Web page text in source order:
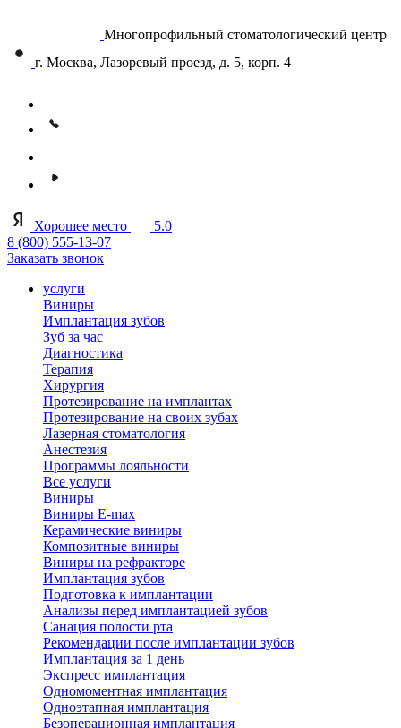
Многопрофильный стоматологический центр
г. Москва, Лазоревый проезд, д. 5, корп. 4
Хорошее место
5.0
8 (800) 555-13-07
Заказать звонок
услуги
Виниры
Имплантация зубов
Зуб за час
Диагностика
Терапия
Хирургия
Протезирование на имплантах
Протезирование на своих зубах
Лазерная стоматология
Анестезия
Программы лояльности
Все услуги
Виниры
Виниры E-max
Керамические виниры
Композитные виниры
Виниры на рефракторе
Имплантация зубов
Подготовка к имплантации
Анализы перед имплантацией зубов
Санация полости рта
Рекомендации после имплантации зубов
Имплантация за 1 день
Экспресс имплантация
Одномоментная имплантация
Одноэтапная имплантация
Безоперационная имплантация